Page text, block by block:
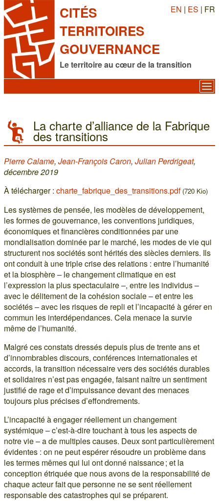
CITÉS
TERRITOIRES
GOUVERNANCE
Le territoire au cœur de la transition
EN | ES | FR
La charte d’alliance de la Fabrique
des transitions
Pierre Calame, Jean-François Caron, Julian Perdrigeat,
décembre 2019
À télécharger : charte_fabrique_des_transitions.pdf (720 Kio)
Les systèmes de pensée, les modèles de développement,
les formes de gouvernance, les conventions juridiques,
économiques et financières conditionnées par une
mondialisation dominée par le marché, les modes de vie qui
structurent nos sociétés sont hérités des siècles derniers. Ils
ont conduit à une triple crise des relations : entre l’humanité
et la biosphère – le changement climatique en est
l’expression la plus spectaculaire –, entre les individus –
avec le délitement de la cohésion sociale – et entre les
sociétés – avec les risques de repli et l’incapacité à gérer en
commun les interdépendances. Cela menace la survie
même de l’humanité.
Malgré ces constats dressés depuis plus de trente ans et
d’innombrables discours, conférences internationales et
accords, la transition nécessaire vers des sociétés durables
et solidaires n’est pas engagée, faisant naître un sentiment
justifié de rage et d’impuissance devant des menaces
toujours plus précises d’effondrements.
L’incapacité à engager réellement un changement
systémique – c’est-à-dire touchant à tous les aspects de
notre vie – a de multiples causes. Deux sont particulièrement
évidentes : on ne peut espérer résoudre un problème dans
les termes mêmes qui lui ont donné naissance ; et la
conception étriquée que nous avons de la responsabilité de
chaque acteur fait que personne ne se sent réellement
responsable des catastrophes qui se préparent.